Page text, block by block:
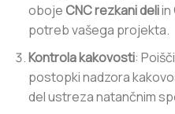
obojeCNC rezkani deliin
potreb vašega projekta.
Kontrola kakovosti:
postopki nadzora
del ustreza natančnim